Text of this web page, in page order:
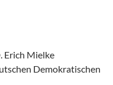
Erich Mielke
Demokratischen